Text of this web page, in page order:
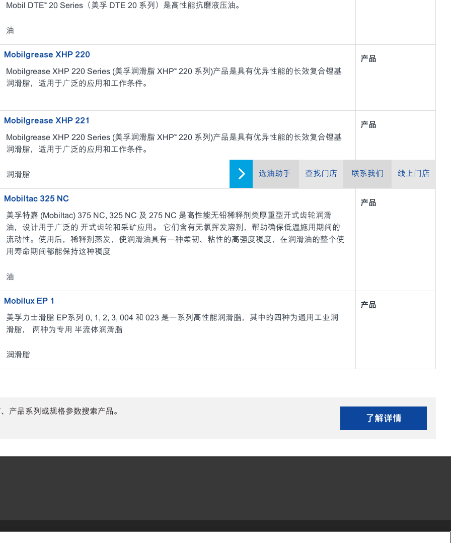
选油助手 查找门店 联系我们 线上门店
Mobil DTE™ 20 Series（美孚 DTE 20 系列）是高性能抗磨液压油。
油
Mobilgrease XHP 220
Mobilgrease XHP 220 Series (美孚润滑脂 XHP™ 220 系列)产品是具有优异性能的长效复合锂基
润滑脂，适用于广泛的应用和工作条件。
产品
Mobilgrease XHP 221
Mobilgrease XHP 220 Series (美孚润滑脂 XHP™ 220 系列)产品是具有优异性能的长效复合锂基
润滑脂，适用于广泛的应用和工作条件。
润滑脂
产品
Mobiltac 325 NC
美孚特嘉 (Mobiltac) 375 NC, 325 NC 及 275 NC 是高性能无铅稀释剂类厚重型开式齿轮润滑
油，设计用于广泛的 开式齿轮和采矿应用。 它们含有无氯挥发溶剂，帮助确保低温施用期间的
流动性。使用后，稀释剂蒸发，使润滑油具有一种柔韧、粘性的高强度稠度，在润滑油的整个使
用寿命期间都能保持这种稠度
油
产品
Mobilux EP 1
美孚力士滑脂 EP系列 0, 1, 2, 3, 004 和 023 是一系列高性能润滑脂，其中的四种为通用工业润
滑脂， 两种为专用 半流体润滑脂
润滑脂
产品
产品系列或规格参数搜索产品。
了解详情